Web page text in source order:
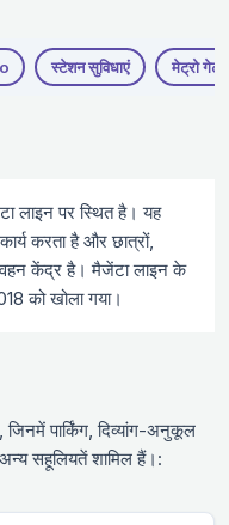
स्टेशन सुविधाएं मेट्रो गेट
लाइन पर स्थित है। यह
करता है और छात्रों,
केंद्र है। मैजेंटा लाइन के
को खोला गया।
पार्किंग, दिव्यांग-अनुकूल
सहूलियतें शामिल हैं।: